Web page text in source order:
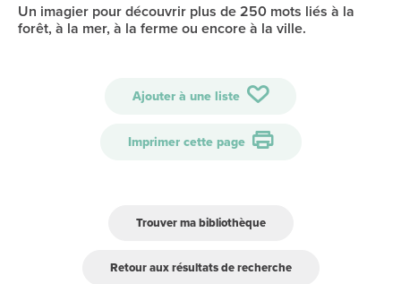
Un imagier pour découvrir plus de 250 mots liés à la
forêt, à la mer, à la ferme ou encore à la ville.
Ajouter à une liste
Imprimer cette page
Trouver ma bibliothèque
Retour aux résultats de recherche